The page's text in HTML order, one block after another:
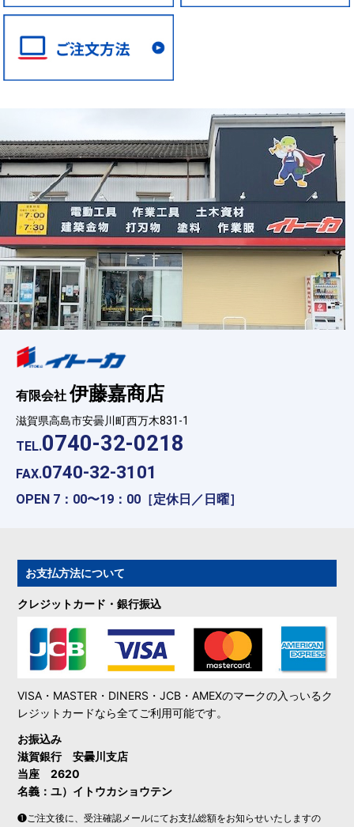
有限会社伊藤嘉商店
滋賀県高島市安曇川町西万木831-1
TEL.0740-32-0218
FAX.0740-32-3101
OPEN 7：00〜19：00［定休日／日曜］
お支払方法について
クレジットカード・銀行振込
VISA・MASTER・DINERS・JCB・AMEXのマークの入っいるク
レジットカードなら全てご利用可能です。
お振込み
滋賀銀行 安曇川支店
当座 2620
名義：ユ）イトウカショウテン
❶ご注文後に、受注確認メールにてお支払総額をお知らせいたしますの